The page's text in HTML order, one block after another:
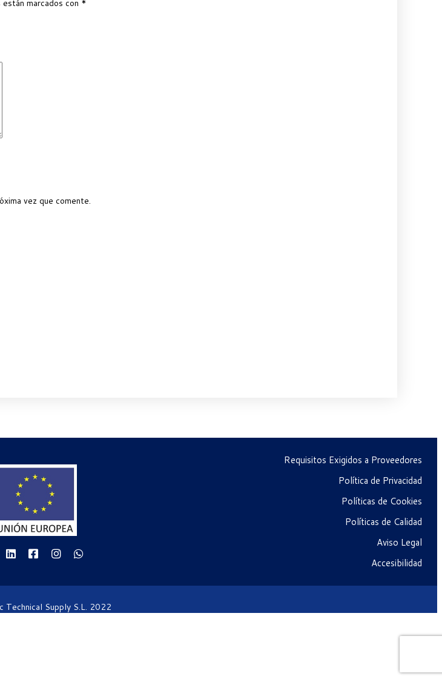
marcados con *
vez que comente.
Requisitos Exigidos a Proveedores
Política de Privacidad
Políticas de Cookies
Políticas de Calidad
Aviso Legal
Accesibilidad
Technical Supply S.L. 2022